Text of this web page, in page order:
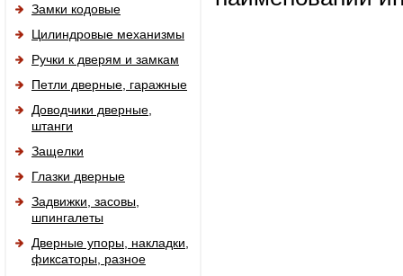
Замки кодовые
Цилиндровые механизмы
Ручки к дверям и замкам
Петли дверные, гаражные
Доводчики дверные,
штанги
Защелки
Глазки дверные
Задвижки, засовы,
шпингалеты
Дверные упоры, накладки,
фиксаторы, разное